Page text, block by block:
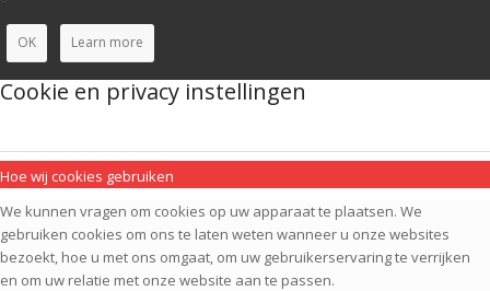
OK Learn more
Cookie en privacy instellingen
Hoe wij cookies gebruiken
We kunnen vragen om cookies op uw apparaat te plaatsen. We
gebruiken cookies om ons te laten weten wanneer u onze websites
bezoekt, hoe u met ons omgaat, om uw gebruikerservaring te verrijken
en om uw relatie met onze website aan te passen.